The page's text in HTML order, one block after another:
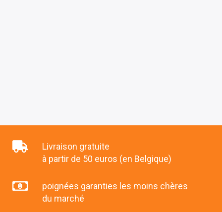
Livraison gratuite
à partir de 50 euros (en Belgique)
poignées garanties les moins chères
du marché